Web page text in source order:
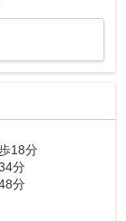
18分
分
分